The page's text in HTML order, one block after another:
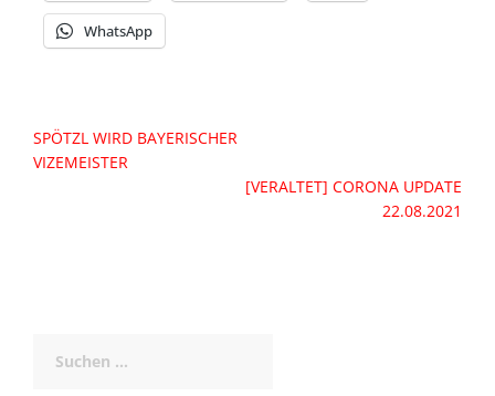
WhatsApp
Beitragsnavigation
SPÖTZL WIRD BAYERISCHER
VIZEMEISTER
[VERALTET] CORONA UPDATE
22.08.2021
nach: